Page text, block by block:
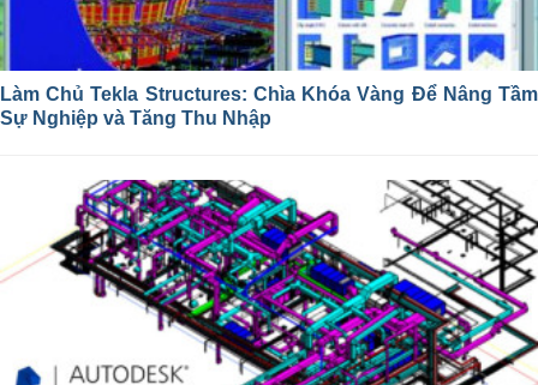
Làm Chủ Tekla Structures: Chìa Khóa Vàng Để Nâng Tầm
Sự Nghiệp và Tăng Thu Nhập